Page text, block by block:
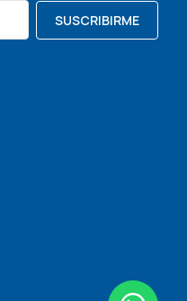
SUSCRIBIRME